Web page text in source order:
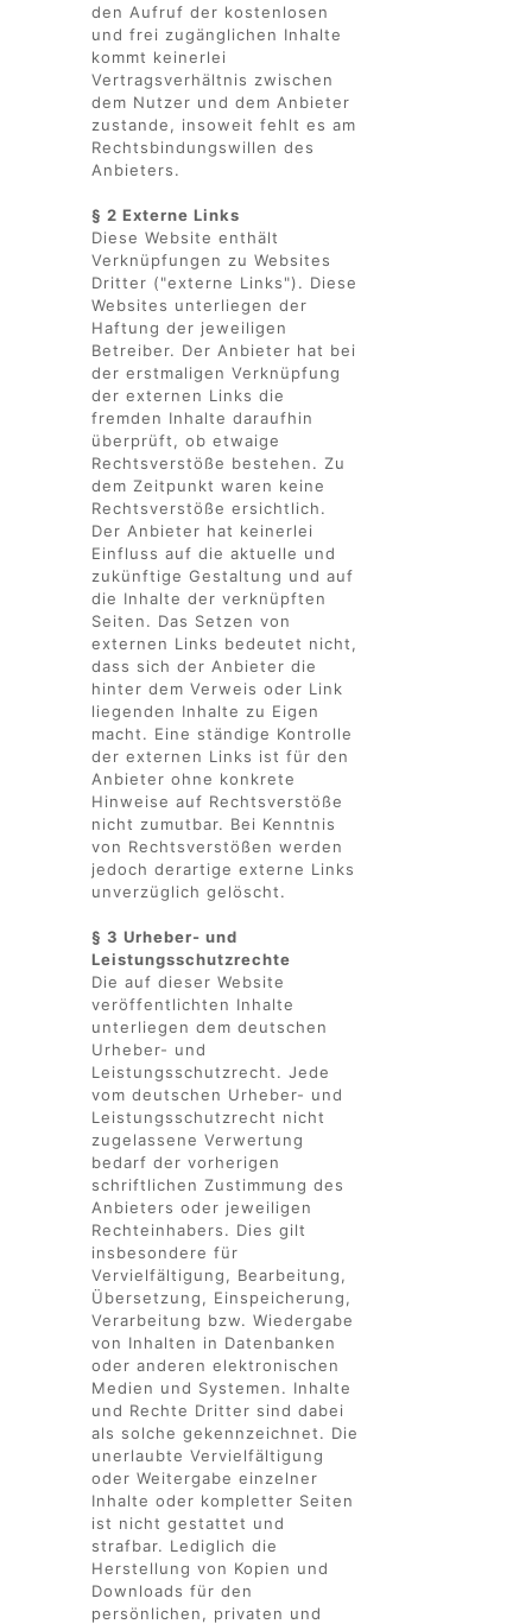
den Aufruf der kostenlosen
und frei zugänglichen Inhalte
kommt keinerlei
Vertragsverhältnis zwischen
dem Nutzer und dem Anbieter
zustande, insoweit fehlt es am
Rechtsbindungswillen des
Anbieters.
§ 2 Externe Links
Diese Website enthält
Verknüpfungen zu Websites
Dritter ("externe Links"). Diese
Websites unterliegen der
Haftung der jeweiligen
Betreiber. Der Anbieter hat bei
der erstmaligen Verknüpfung
der externen Links die
fremden Inhalte daraufhin
überprüft, ob etwaige
Rechtsverstöße bestehen. Zu
dem Zeitpunkt waren keine
Rechtsverstöße ersichtlich.
Der Anbieter hat keinerlei
Einfluss auf die aktuelle und
zukünftige Gestaltung und auf
die Inhalte der verknüpften
Seiten. Das Setzen von
externen Links bedeutet nicht,
dass sich der Anbieter die
hinter dem Verweis oder Link
liegenden Inhalte zu Eigen
macht. Eine ständige Kontrolle
der externen Links ist für den
Anbieter ohne konkrete
Hinweise auf Rechtsverstöße
nicht zumutbar. Bei Kenntnis
von Rechtsverstößen werden
jedoch derartige externe Links
unverzüglich gelöscht.
§ 3 Urheber- und
Leistungsschutzrechte
Die auf dieser Website
veröffentlichten Inhalte
unterliegen dem deutschen
Urheber- und
Leistungsschutzrecht. Jede
vom deutschen Urheber- und
Leistungsschutzrecht nicht
zugelassene Verwertung
bedarf der vorherigen
schriftlichen Zustimmung des
Anbieters oder jeweiligen
Rechteinhabers. Dies gilt
insbesondere für
Vervielfältigung, Bearbeitung,
Übersetzung, Einspeicherung,
Verarbeitung bzw. Wiedergabe
von Inhalten in Datenbanken
oder anderen elektronischen
Medien und Systemen. Inhalte
und Rechte Dritter sind dabei
als solche gekennzeichnet. Die
unerlaubte Vervielfältigung
oder Weitergabe einzelner
Inhalte oder kompletter Seiten
ist nicht gestattet und
strafbar. Lediglich die
Herstellung von Kopien und
Downloads für den
persönlichen, privaten und